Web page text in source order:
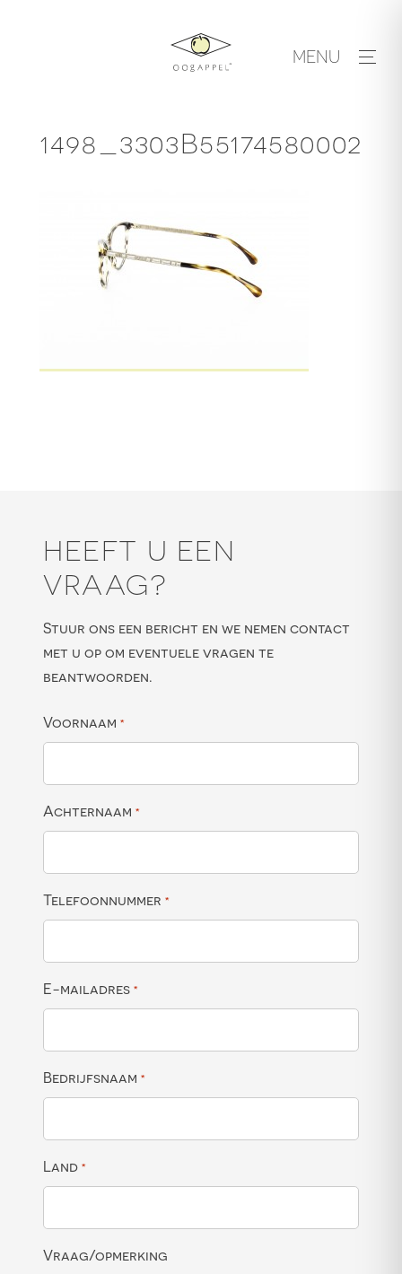
MENU
1498_3303B55174580002
HEEFT U EEN
VRAAG?
Stuur ons een bericht en we nemen contact
met u op om eventuele vragen te
beantwoorden.
Voornaam *
Achternaam *
Telefoonnummer *
E-mailadres *
Bedrijfsnaam *
Land *
Vraag/opmerking